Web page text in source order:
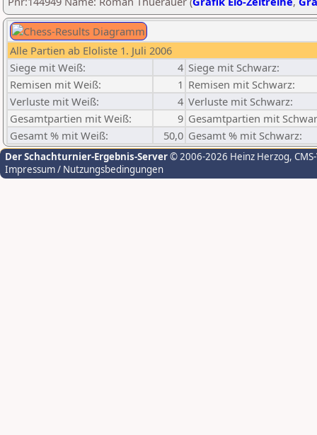
Alle Partien ab Eloliste 1. Juli 2006
Siege mit Weiß:
4 Siege mit Schwarz:
Remisen mit Weiß:
1 Remisen mit Schwarz:
Verluste mit Weiß:
4 Verluste mit Schwarz:
Gesamtpartien mit Weiß:
9 Gesamtpartien mit
Gesamt % mit Weiß:
50,0 Gesamt % mit Schwarz:
Der Schachturnier-Ergebnis-Server© 2006-2026 Heinz Herzog,
Impressum / Nutzungsbedingungen